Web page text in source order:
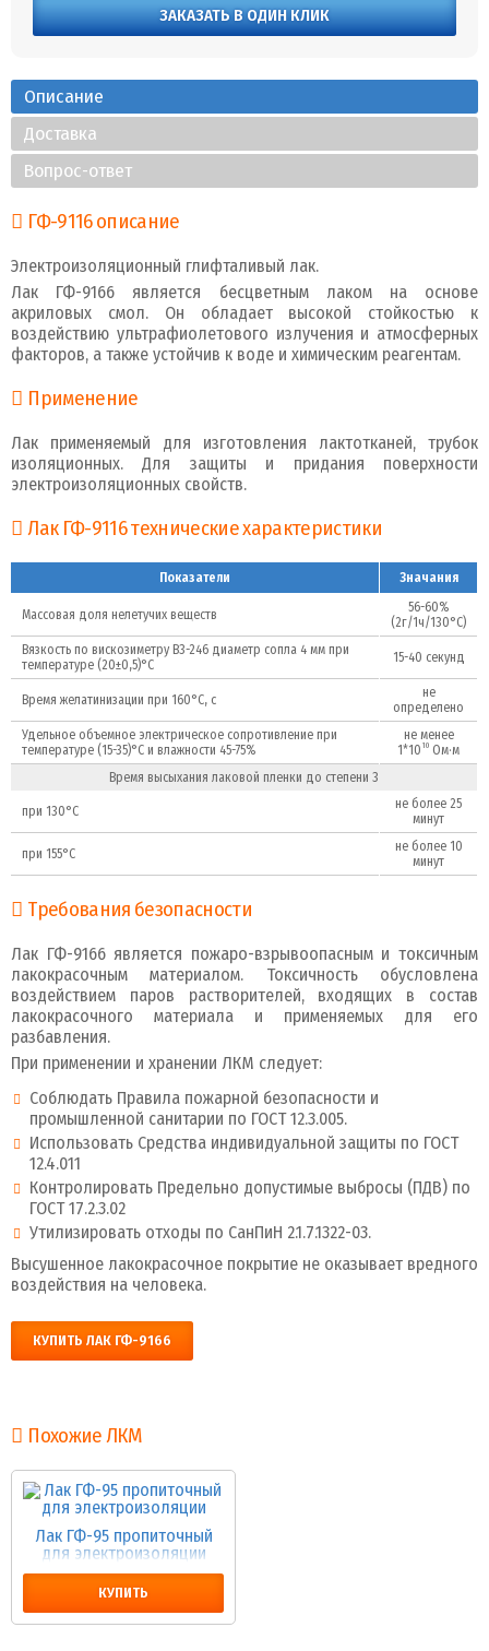
ЗАКАЗАТЬ В ОДИН КЛИК
Описание
Доставка
Вопрос-ответ
ГФ-9116 описание
Электроизоляционный глифталивый лак.
Лак ГФ-9166 является бесцветным лаком на основе
акриловых смол. Он обладает высокой стойкостью к
воздействию ультрафиолетового излучения и атмосферных
факторов, а также устойчив к воде и химическим реагентам.
Применение
Лак применяемый для изготовления лактотканей, трубок
изоляционных. Для защиты и придания поверхности
электроизоляционных свойств.
Лак ГФ-9116 технические характеристики
Показатели Значания
Массовая доля нелетучих веществ
56-60%
(2г/1ч/130°С)
Вязкость по вискозиметру В3-246 диаметр сопла 4 мм при
температуре (20±0,5)°С
15-40 секунд
Время желатинизации при 160°С, с
не
определено
Удельное объемное электрическое сопротивление при
температуре (15-35)°С и влажности 45-75%
не менее
1*10 10 Ом·м
Время высыхания лаковой пленки до степени 3
при 130°С
не более 25
минут
при 155°С
не более 10
минут
Требования безопасности
Лак ГФ-9166 является пожаро-взрывоопасным и токсичным
лакокрасочным материалом. Токсичность обусловлена
воздействием паров растворителей, входящих в состав
лакокрасочного материала и применяемых для его
разбавления.
При применении и хранении ЛКМ следует:
Соблюдать Правила пожарной безопасности и
промышленной санитарии по ГОСТ 12.3.005.
Использовать Средства индивидуальной защиты по ГОСТ
12.4.011
Контролировать Предельно допустимые выбросы (ПДВ) по
ГОСТ 17.2.3.02
Утилизировать отходы по СанПиН 2.1.7.1322-03.
Высушенное лакокрасочное покрытие не оказывает вредного
воздействия на человека.
КУПИТЬ ЛАК ГФ-9166
Похожие ЛКМ
Лак ГФ-95 пропиточный
для электроизоляции
КУПИТЬ